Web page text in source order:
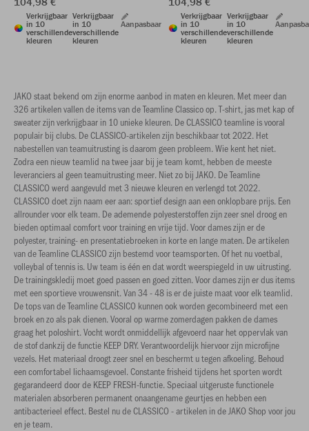
Verkrijgbaar
in 10
verschillende
kleuren
Verkrijgbaar
in 10
verschillende
kleuren
Aanpasbaar
Verkrijgbaar
in 10
verschillende
kleuren
Verkrijgbaar
in 10
verschillende
kleuren
JAKO staat bekend om zijn enorme aanbod in maten en kleuren. Met meer dan
326 artikelen vallen de items van de Teamline Classico op. T-shirt, jas met kap of
sweater zijn verkrijgbaar in 10 unieke kleuren. De CLASSICO teamline is vooral
populair bij clubs. De CLASSICO-artikelen zijn beschikbaar tot 2022. Het
nabestellen van teamuitrusting is daarom geen probleem. Wie kent het niet.
Zodra een nieuw teamlid na twee jaar bij je team komt, hebben de meeste
leveranciers al geen teamuitrusting meer. Niet zo bij JAKO. De Teamline
CLASSICO werd aangevuld met 3 nieuwe kleuren en verlengd tot 2022.
CLASSICO doet zijn naam eer aan: sportief design aan een onklopbare prijs. Een
allrounder voor elk team. De ademende polyesterstoffen zijn zeer snel droog en
bieden optimaal comfort voor training en vrije tijd. Voor dames zijn er de
polyester, training- en presentatiebroeken in korte en lange maten. De artikelen
van de Teamline CLASSICO zijn bestemd voor teamsporten. Of het nu voetbal,
volleybal of tennis is. Uw team is één en dat wordt weerspiegeld in uw uitrusting.
De trainingskledij moet goed passen en goed zitten. Voor dames zijn er dus items
met een sportieve vrouwensnit. Van 34 - 48 is er de juiste maat voor elk teamlid.
De tops van de Teamline CLASSICO kunnen ook worden gecombineerd met een
broek en zo als pak dienen. Vooral op warme zomerdagen pakken de dames
graag het poloshirt. Vocht wordt onmiddellijk afgevoerd naar het oppervlak van
de stof dankzij de functie KEEP DRY. Verantwoordelijk hiervoor zijn microfijne
vezels. Het materiaal droogt zeer snel en beschermt u tegen afkoeling. Behoud
een comfortabel lichaamsgevoel. Constante frisheid tijdens het sporten wordt
gegarandeerd door de KEEP FRESH-functie. Speciaal uitgeruste functionele
materialen absorberen permanent onaangename geurtjes en hebben een
antibacterieel effect. Bestel nu de CLASSICO - artikelen in de JAKO Shop voor jou
en je team.